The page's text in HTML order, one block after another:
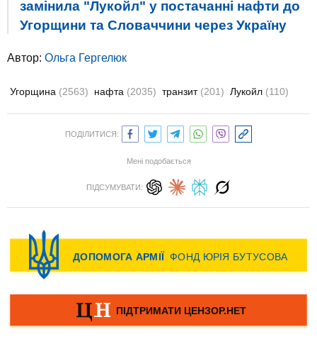
замінила "Лукойл" у постачанні нафти до
Угорщини та Словаччини через Україну
Автор: Ольга Гергелюк
Угорщина (2563) нафта (2035) транзит (201) Лукойл (110)
ПОДІЛИТИСЯ:
Мені подобається
ПІДСУМУВАТИ: